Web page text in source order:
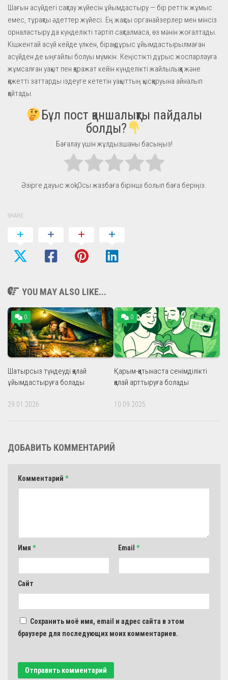
Шағын асүйдегі сақтау жүйесін ұйымдастыру — бір реттік жұмыс
емес, тұрақты әдеттер жүйесі. Ең жақсы органайзерлер мен мінсіз
орналастыру да күнделікті тәртіп сақталмаса, өз мәнін жоғалтады.
Кішкентай асүй кейде үлкен, бірақ дұрыс ұйымдастырылмаған
асүйден де ыңғайлы болуы мүмкін. Кеңістікті дұрыс жоспарлауға
жұмсалған уақыт пен қаражат кейін күнделікті жайлылыққа және
қажетті заттарды іздеуге кететін уақыттың қысқаруына айналып
қайтады.
Бұл пост қаншалықты пайдалы
болды?
Бағалау үшін жұлдызшаны басыңыз!
Әзірге дауыс жоқ! Осы жазбаға бірінші болып баға беріңіз.
SHARE
YOU MAY ALSO LIKE...
0
Шатырсыз түндеуді қалай
ұйымдастыруға болады
29.01.2026
0
Қарым-қатынаста сенімділікті
қалай арттыруға болады
10.09.2025
ДОБАВИТЬ КОММЕНТАРИЙ
Комментарий *
Имя * Email *
Сайт
Сохранить моё имя, email и адрес сайта в этом
браузере для последующих моих комментариев.